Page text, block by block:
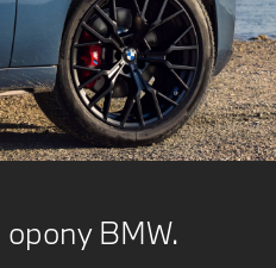
opony BMW.